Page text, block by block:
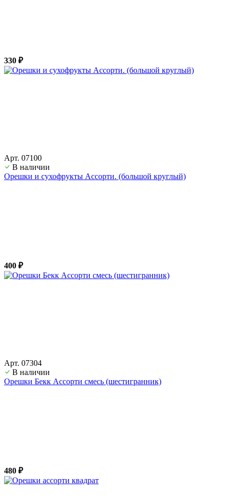
330 ₽
Арт. 07100
В наличии
Орешки и сухофрукты Ассорти. (большой круглый)
400 ₽
Арт. 07304
В наличии
Орешки Бекк Ассорти смесь (шестигранник)
480 ₽